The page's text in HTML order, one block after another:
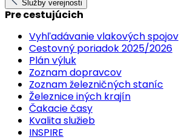
Služby verejnosti
Pre cestujúcich
Vyhľadávanie vlakových spojov
Cestovný poriadok 2025/2026
Plán výluk
Zoznam dopravcov
Zoznam železničných staníc
Železnice iných krajín
Čakacie časy
Kvalita služieb
INSPIRE